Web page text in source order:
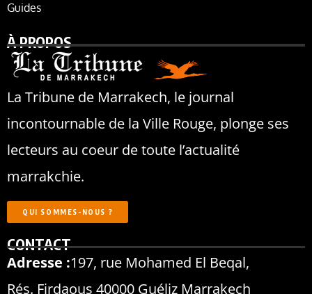
Guides
À PROPOS
La Tribune de Marrakech, le journal
incontournable de la Ville Rouge, plonge ses
lecteurs au coeur de toute l’actualité
marrakchie.
QUI SOMMES-NOUS ?
CONTACT
Adresse :197, rue Mohamed El Beqal,
Rés. Firdaous 40000 Guéliz Marrakech